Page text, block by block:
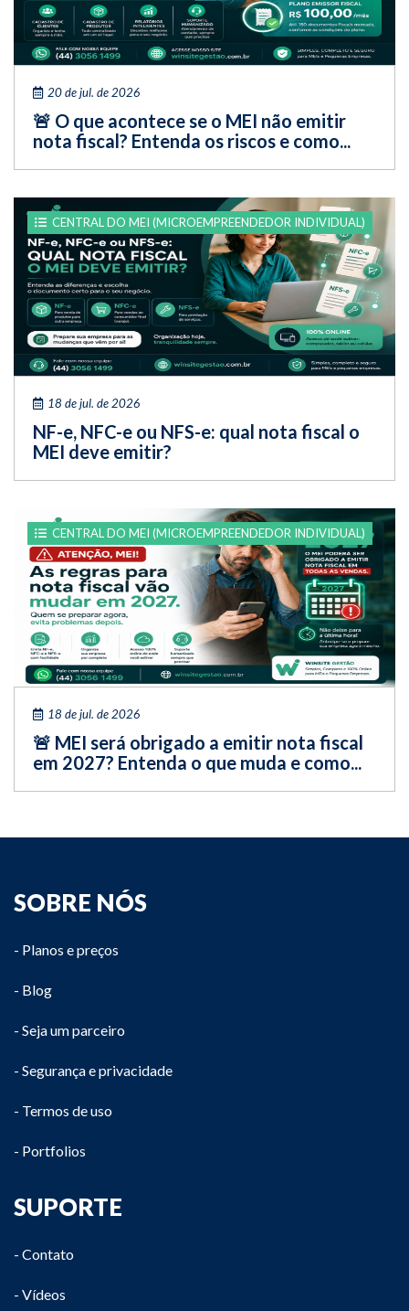
20 de jul. de 2026
🚨 O que acontece se o MEI não emitir
nota fiscal? Entenda os riscos e como...
CENTRAL DO MEI (MICROEMPREENDEDOR INDIVIDUAL)
18 de jul. de 2026
NF-e, NFC-e ou NFS-e: qual nota fiscal o
MEI deve emitir?
CENTRAL DO MEI (MICROEMPREENDEDOR INDIVIDUAL)
18 de jul. de 2026
🚨 MEI será obrigado a emitir nota fiscal
em 2027? Entenda o que muda e como...
SOBRE NÓS
- Planos e preços
- Blog
- Seja um parceiro
- Segurança e privacidade
- Termos de uso
- Portfolios
SUPORTE
- Contato
- Vídeos